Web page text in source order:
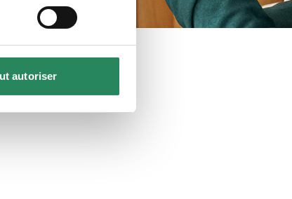
autoriser